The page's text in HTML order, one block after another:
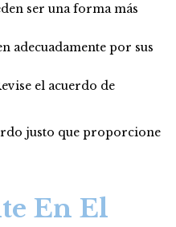
ser una forma más
adecuadamente por sus
el acuerdo de
justo que proporcione
En El